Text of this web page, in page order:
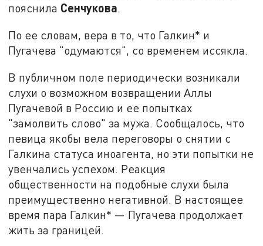
пояснила Сенчукова.
По ее словам, вера в то, что Галкин* и
Пугачева "одумаются", со временем иссякла.
В публичном поле периодически возникали
слухи о возможном возвращении Аллы
Пугачевой в Россию и ее попытках
"замолвить слово" за мужа. Сообщалось, что
певица якобы вела переговоры о снятии с
Галкина статуса иноагента, но эти попытки не
увенчались успехом. Реакция
общественности на подобные слухи была
преимущественно негативной. В настоящее
время пара Галкин* — Пугачева продолжает
жить за границей.